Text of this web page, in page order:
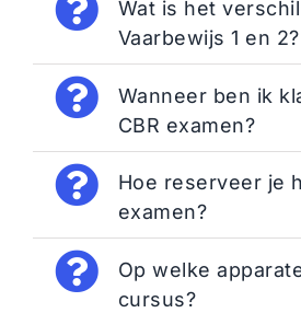
Wat is het
Vaarbewijs 1 en 2?
Wanneer ben ik
CBR examen?
Hoe reserveer je
examen?
Op welke
cursus?